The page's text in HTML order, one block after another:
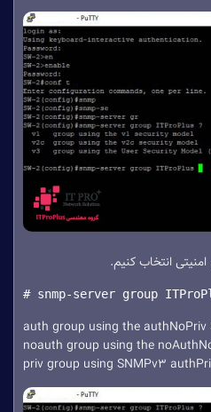
انتخاب کنیم.
# snmp-server group
auth group using the
noauth group using the
priv group using SNMPv3